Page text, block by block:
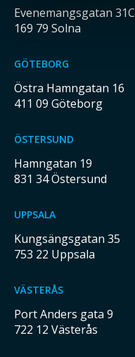
Evenemangsgatan 31C
169 79 Solna
GÖTEBORG
Östra Hamngatan 16
411 09 Göteborg
ÖSTERSUND
Hamngatan 19
831 34 Östersund
UPPSALA
Kungsängsgatan 35
753 22 Uppsala
VÄSTERÅS
Port Anders gata 9
722 12 Västerås